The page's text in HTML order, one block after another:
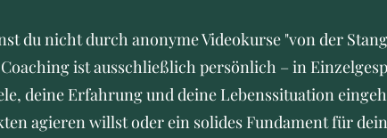
du nicht durch anonyme Videokurse "von der
ist ausschließlich persönlich – in
deine Erfahrung und deine Lebenssituation
agieren willst oder ein solides Fundament für